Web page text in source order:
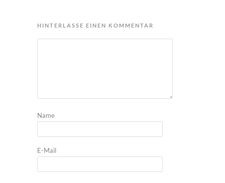
HINTERLASSE EINEN KOMMENTAR
Name
E-Mail